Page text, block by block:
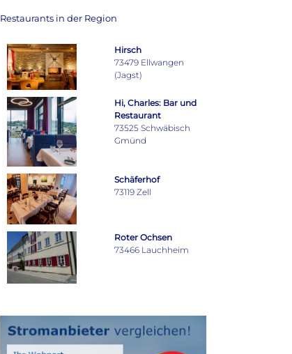
Restaurants in der Region
Hirsch
73479 Ellwangen
(Jagst)
Hi, Charles: Bar und
Restaurant
73525 Schwäbisch
Gmünd
Schäferhof
73119 Zell
Roter Ochsen
73466 Lauchheim